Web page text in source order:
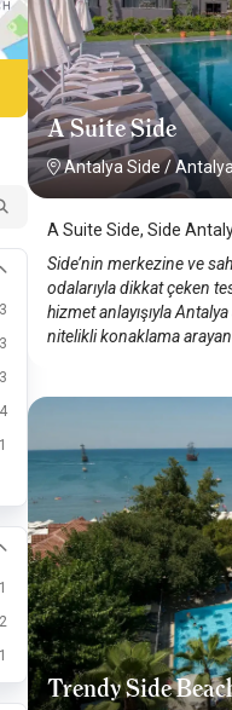
3
3
3
4
1
1
2
1
A Suite Side
Antalya Side/
A Suite Side, Side
Side’nin merkezine ve
odalarıyla dikkat çeken
hizmet anlayışıyla
nitelikli konaklama
Trendy Side